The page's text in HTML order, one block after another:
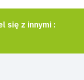
się z innymi :